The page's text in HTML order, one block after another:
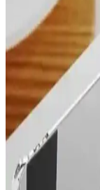
Apple Watch 8
Sağlayan
Apple Watch 8
derece kılıf
tasarımlarla uzun
Samsung
Kılıf
Samsung Galaxy
koruyucu kılıf
açısından detaylı